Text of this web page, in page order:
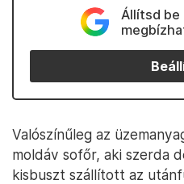
Állítsd be
Valószínűleg az
moldáv sofőr, aki szerda
kisbuszt szállított az